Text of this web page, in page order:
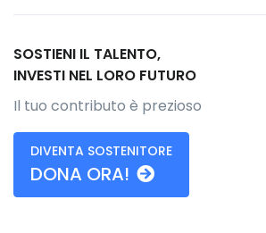
SOSTIENI IL TALENTO,
INVESTI NEL LORO FUTURO
Il tuo contributo è prezioso
DIVENTA SOSTENITORE
DONA ORA!